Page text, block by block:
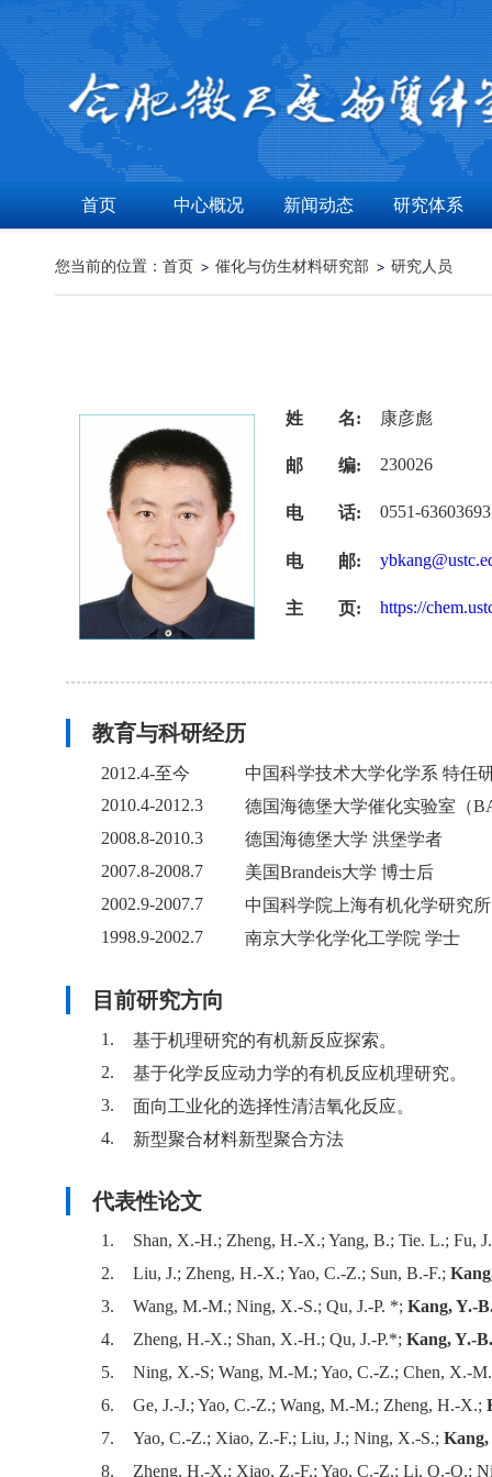
首页 中心概况 新闻动态 研究体系
您当前的位置： 首页 催化与仿生材料研究部 研究人员
姓 名: 康彦彪
邮 编: 230026
电 话: 0551-63603693
电 邮:
主 页: https://
教育与科研经历
2012.4-至今
中国科学技术大学化学系 特任
2010.4-2012.3
德国海德堡大学催化实验室（
2008.8-2010.3
德国海德堡大学 洪堡学者
2007.8-2008.7
美国Brandeis大学 博士后
2002.9-2007.7
中国科学院上海有机化学研究
1998.9-2002.7
南京大学化学化工学院 学士
目前研究方向
1.
基于机理研究的有机新反应探索。
2.
基于化学反应动力学的有机反应机理研究。
3.
面向工业化的选择性清洁氧化反应。
4.
新型聚合材料新型聚合方法
代表性论文
1.
Shan, X.-H.; Zheng, H.-X.; Yang, B.; Tie. L.; Fu,
2.
Liu, J.; Zheng, H.-X.; Yao, C.-Z.; Sun, B.-F.;
3.
Wang, M.-M.; Ning, X.-S.; Qu, J.-P. *; Kang, Y.-
4.
Zheng, H.-X.; Shan, X.-H.; Qu, J.-P.*; Kang, Y.-B.
5.
Ning, X.-S; Wang, M.-M.; Yao, C.-Z.; Chen, X.-
6.
Ge, J.-J.; Yao, C.-Z.; Wang, M.-M.; Zheng, H.-X.;
7.
Yao, C.-Z.; Xiao, Z.-F.; Liu, J.; Ning, X.-S.; Kang,
8.
Zheng, H.-X.; Xiao, Z.-F.; Yao, C.-Z.; Li, Q.-Q.;